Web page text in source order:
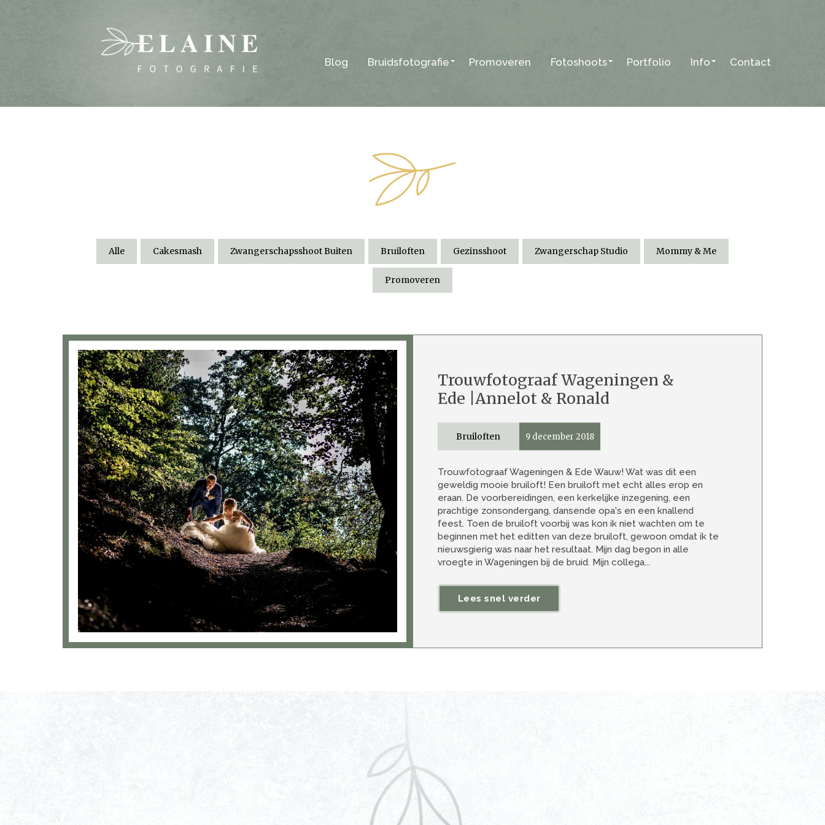
Blog Bruidsfotografie Promoveren Fotoshoots Portfolio Info Contact
Alle Cakesmash Zwangerschapsshoot Buiten Bruiloften Gezinsshoot Zwangerschap Studio Mommy & Me
Promoveren
Trouwfotograaf Wageningen &
Ede |Annelot & Ronald
9 december 2018
Bruiloften
Trouwfotograaf Wageningen & Ede Wauw! Wat was dit een
geweldig mooie bruiloft! Een bruiloft met echt alles erop en
eraan. De voorbereidingen, een kerkelijke inzegening, een
prachtige zonsondergang, dansende opa's en een knallend
feest. Toen de bruiloft voorbij was kon ik niet wachten om te
beginnen met het editten van deze bruiloft, gewoon omdat ik te
nieuwsgierig was naar het resultaat. Mijn dag begon in alle
vroegte in Wageningen bij de bruid. Mijn collega...
Lees snel verder